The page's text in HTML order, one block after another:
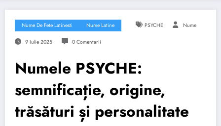
Nume De Fete Latinesti Nume Latine PSYCHE Nume
9 Iulie 2025 0 Comentarii
Numele PSYCHE:
semnificație, origine,
trăsături și personalitate